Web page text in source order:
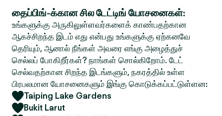
தைப்பிங்-க்கான சில டேட்டிங் யோசனைகள்:
உங்களுக்கு அருகிலுள்ளவர்களைக் காண்பதற்கான
ஆகச்சிறந்த இடம் எது என்பது உங்களுக்கு ஏற்கனவே
தெரியும், ஆனால் நீங்கள் அவரை எங்கு அழைத்துச்
செல்லப் போகிறீர்கள்? நாங்கள் சொல்கிறோம். டேட்
செல்வதற்கான சிறந்த இடங்களும், நகரத்தில் உள்ள
பிரபலமான யோசனைகளும் இங்கு கொடுக்கப்பட்டுள்ளன:
Taiping Lake Gardens
Bukit Larut